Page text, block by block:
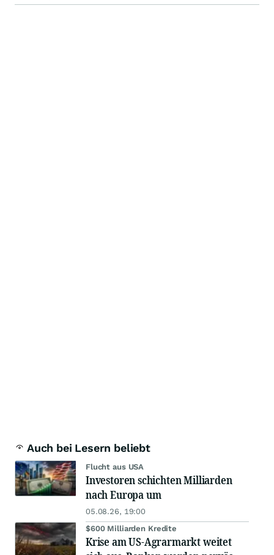
Auch bei Lesern beliebt
Flucht aus USA
Investoren schichten Milliarden
nach Europa um
05.08.26, 19:00
$600 Milliarden Kredite
Krise am US-Agrarmarkt weitet